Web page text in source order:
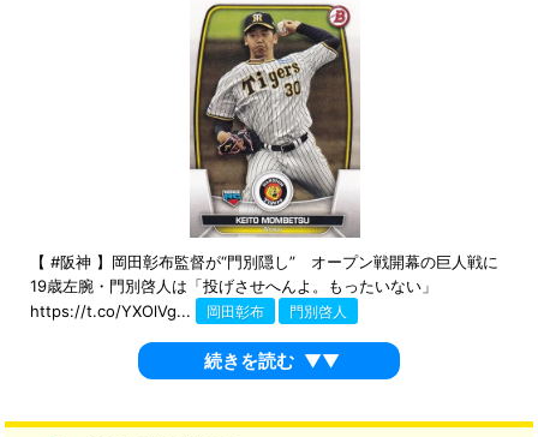
【 #阪神 】岡田彰布監督が“門別隠し” オープン戦開幕の巨人戦に
19歳左腕・門別啓人は「投げさせへんよ。もったいない」
https://t.co/YXOlVg...
岡田彰布 門別啓人
続きを読む ▼▼